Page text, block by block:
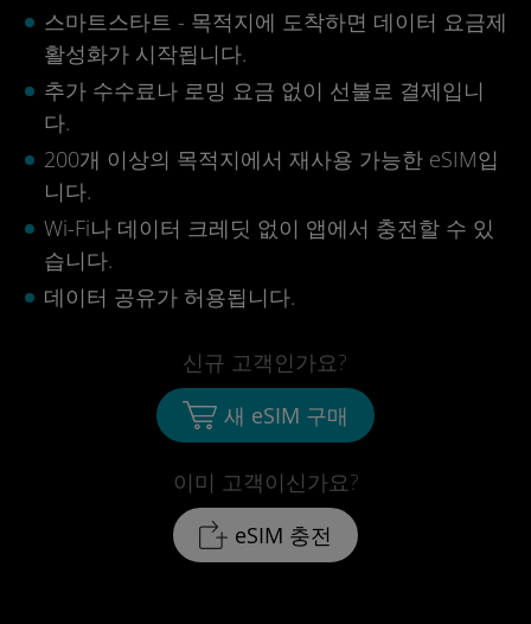
스마트스타트 - 목적지에 도착하면 데이터 요금제
활성화가 시작됩니다.
추가 수수료나 로밍 요금 없이 선불로 결제입니
다.
200개 이상의 목적지에서 재사용 가능한 eSIM입
니다.
Wi-Fi나 데이터 크레딧 없이 앱에서 충전할 수 있
습니다.
데이터 공유가 허용됩니다.
이미 고객이신가요?
eSIM 충전
신규 고객인가요?
새 eSIM 구매